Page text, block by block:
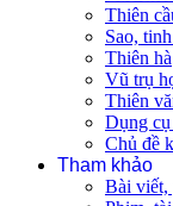
Thiên
Sao,
Thiên hà
Vũ trụ
Thiên
Dụng
Chủ đề
Tham khảo
Bài viết,